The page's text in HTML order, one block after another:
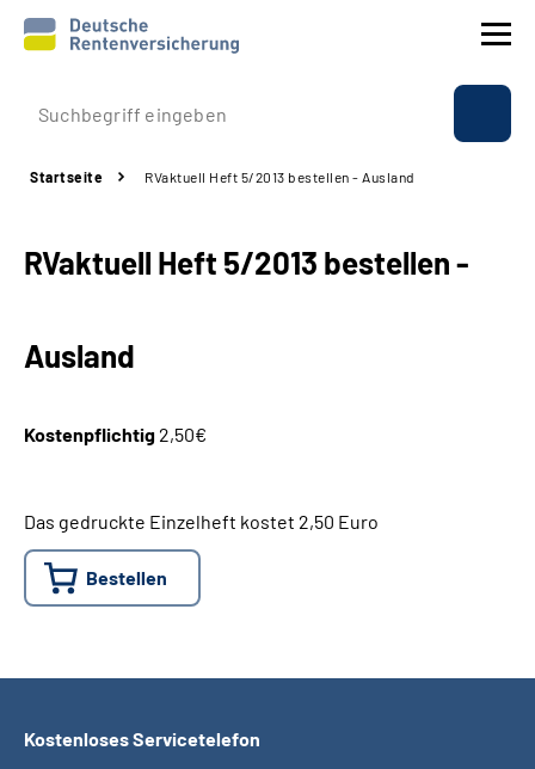
Prävention
Rente
Online-Services
Suche
Startseite RVaktuell Heft 5/2013 bestellen - Ausland
RVaktuell Heft 5/2013 bestellen -
Ausland
Kostenpflichtig 2,50€
Das gedruckte Einzelheft kostet 2,50 Euro
Bestellen
Kostenloses Servicetelefon